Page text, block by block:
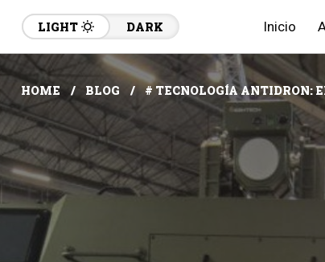
LIGHT DARK Inicio
HOME BLOG # TECNOLOGÍA ANTIDRON: